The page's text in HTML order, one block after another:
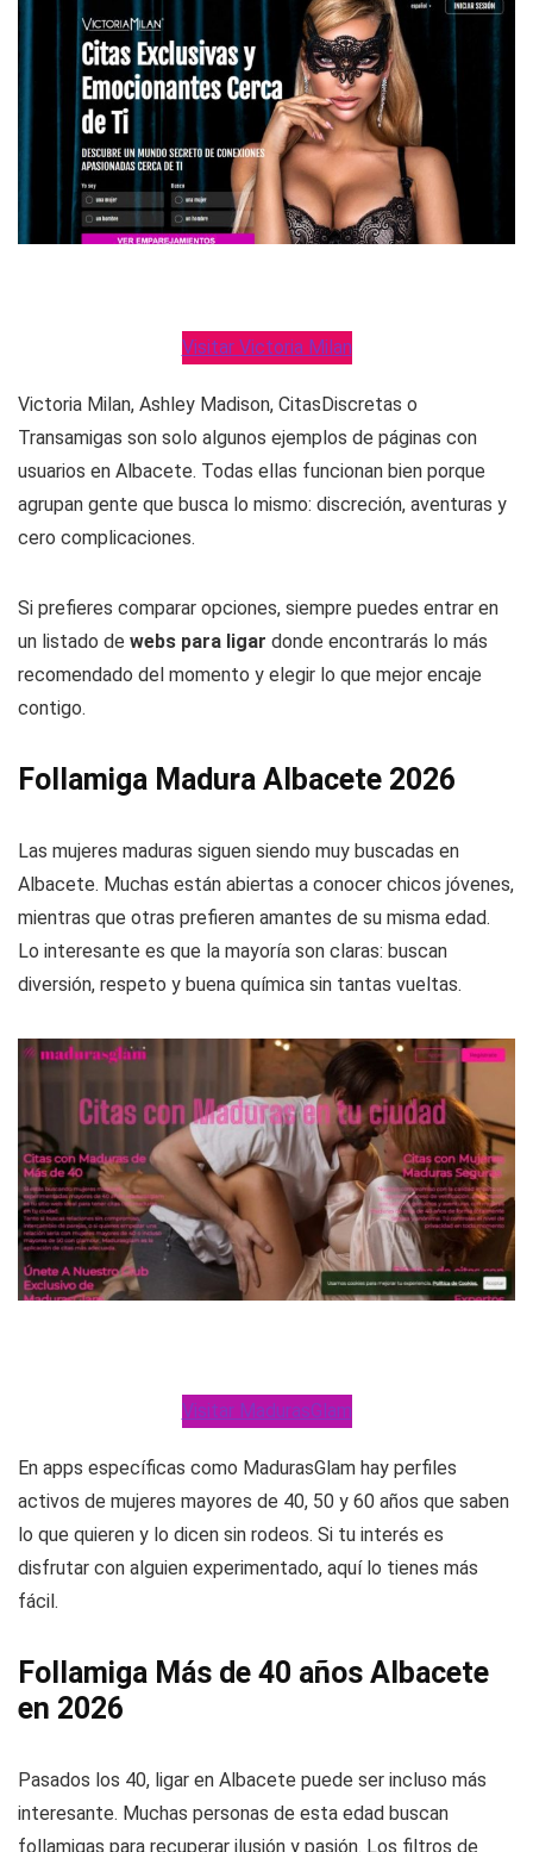
Visitar Victoria Milan
Victoria Milan, Ashley Madison, CitasDiscretas o
Transamigas son solo algunos ejemplos de páginas con
usuarios en Albacete. Todas ellas funcionan bien porque
agrupan gente que busca lo mismo: discreción, aventuras y
cero complicaciones.
Si prefieres comparar opciones, siempre puedes entrar en
un listado de webs para ligar donde encontrarás lo más
recomendado del momento y elegir lo que mejor encaje
contigo.
Follamiga Madura Albacete 2026
Las mujeres maduras siguen siendo muy buscadas en
Albacete. Muchas están abiertas a conocer chicos jóvenes,
mientras que otras prefieren amantes de su misma edad.
Lo interesante es que la mayoría son claras: buscan
diversión, respeto y buena química sin tantas vueltas.
Visitar MadurasGlam
En apps específicas como MadurasGlam hay perfiles
activos de mujeres mayores de 40, 50 y 60 años que saben
lo que quieren y lo dicen sin rodeos. Si tu interés es
disfrutar con alguien experimentado, aquí lo tienes más
fácil.
Follamiga Más de 40 años Albacete
en 2026
Pasados los 40, ligar en Albacete puede ser incluso más
interesante. Muchas personas de esta edad buscan
follamigas para recuperar ilusión y pasión. Los filtros de